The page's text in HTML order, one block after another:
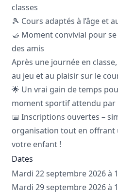
classes
🎾 Cours adaptés à l’âge et
🤝 Moment convivial pour
des amis
Après une journée en
au jeu et au plaisir sur le
🌟 Un vrai gain de temps
moment sportif attendu par
📅 Inscriptions ouvertes –
organisation tout en offrant
votre enfant !
Dates
Mardi 22 septembre 2026 à
Mardi 29 septembre 2026 à